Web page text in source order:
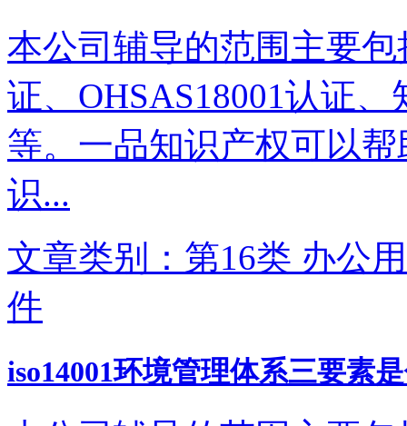
本公司辅导的范围主要包
证、OHSAS18001认证
等。一品知识产权可以
识...
文章类别：第16类 办公
件
iso14001环境管理体系三要素